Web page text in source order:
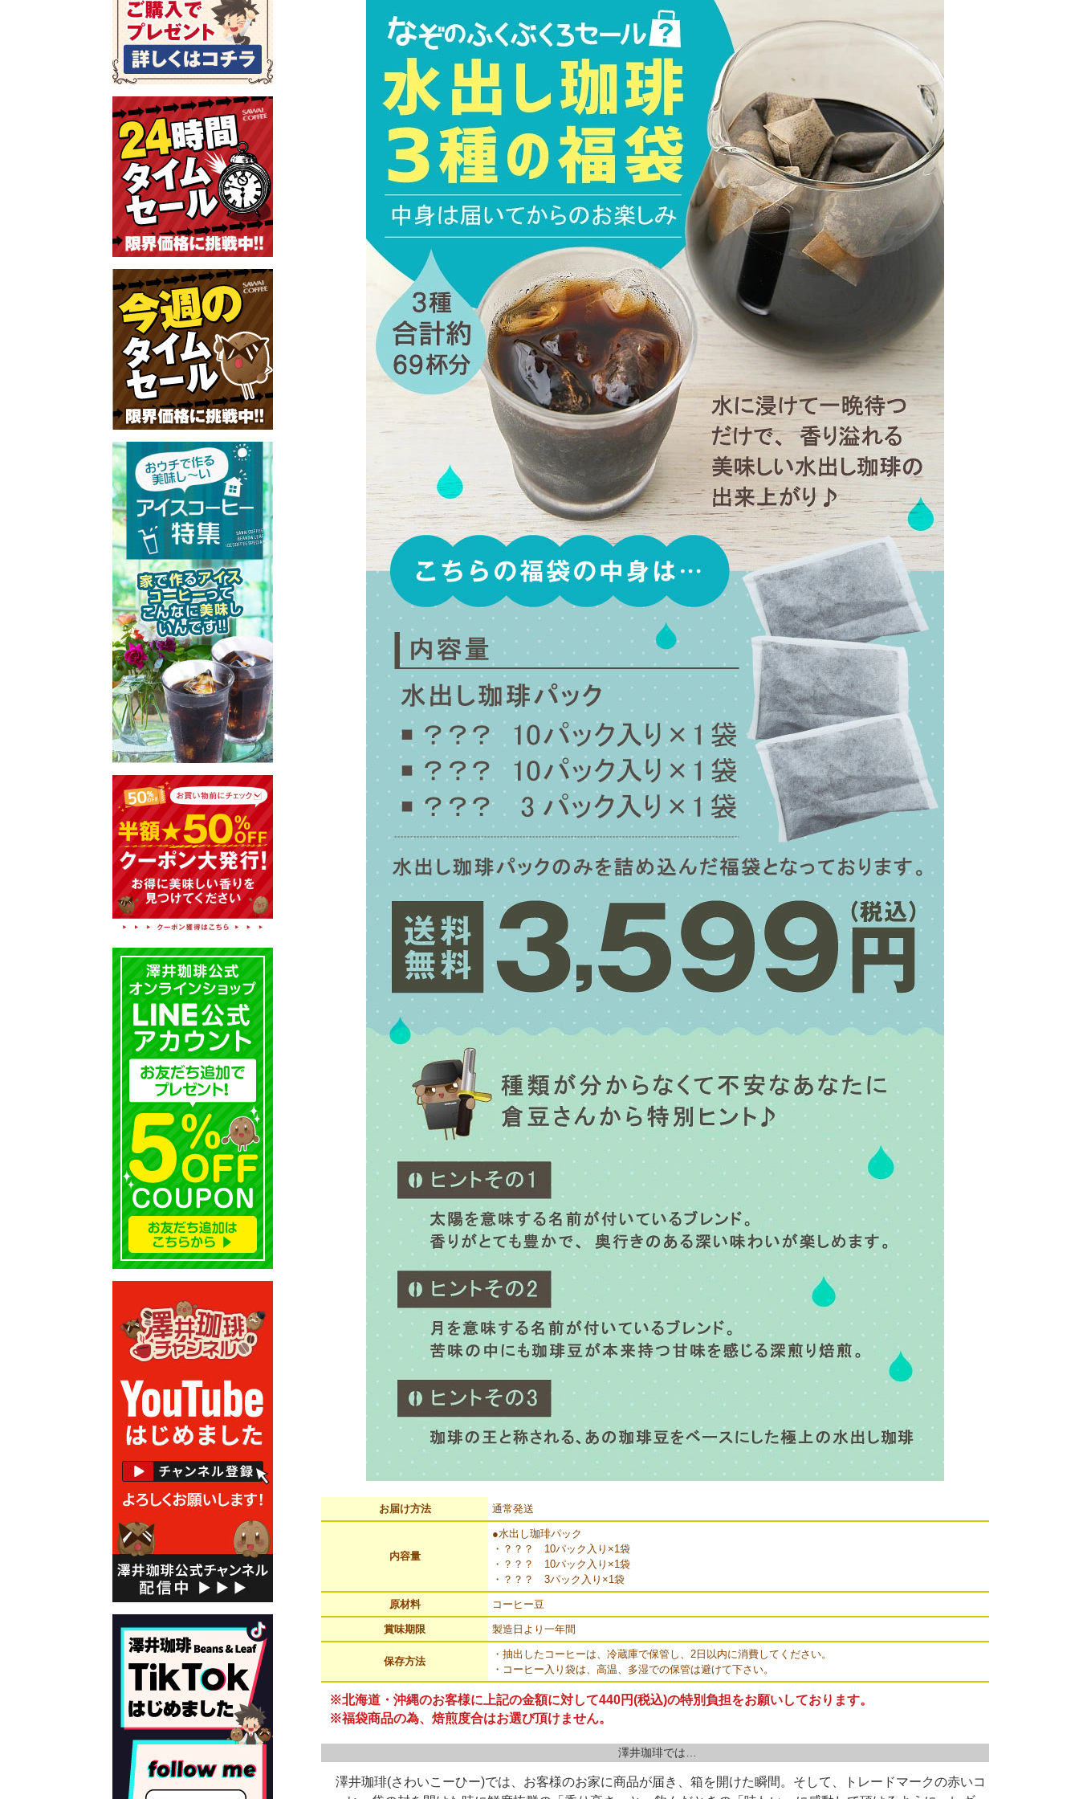
お届け方法 通常発送
内容量
●水出し珈琲パック
・？？？ 10パック入り×1袋
・？？？ 10パック入り×1袋
・？？？ 3パック入り×1袋
原材料 コーヒー豆
賞味期限 製造日より一年間
保存方法
・抽出したコーヒーは、冷蔵庫で保管し、2日以内に消費してください。
・コーヒー入り袋は、高温、多湿での保管は避けて下さい。
※北海道・沖縄のお客様に上記の金額に対して440円(税込)の特別負担をお願いしております。
※福袋商品の為、焙煎度合はお選び頂けません。
澤井珈琲では…
澤井珈琲(さわいこーひー)では、お客様のお家に商品が届き、箱を開けた瞬間。そして、トレードマークの赤いコ